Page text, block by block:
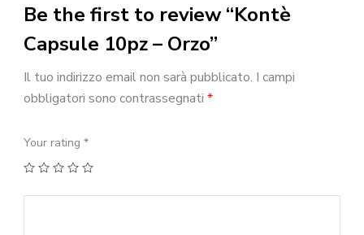
Be the first to review “Kontè
Capsule 10pz – Orzo”
Il tuo indirizzo email non sarà pubblicato. I campi
obbligatori sono contrassegnati *
Your rating *
1 2 3 4